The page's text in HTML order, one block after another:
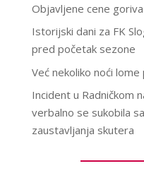
Objavljene cene goriva
Istorijski dani za FK
pred početak sezone
Već nekoliko noći
Incident u Radničkom
verbalno se sukobila
zaustavljanja skutera